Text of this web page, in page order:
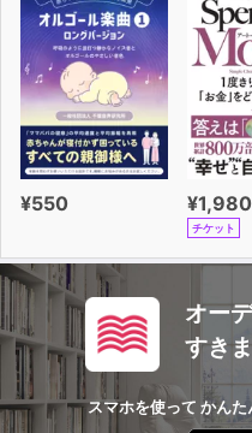
や、身体の異様な感覚、
短歌で表現されたものに
る肉声がある。自由律が
人称の発語としての短歌
このような試練を乗り越
と意欲へ向かっていく。
まな思いを抱え込むこと
つつ、焦燥し、思考し、
このままではまだ半分も
つける
数秒ごと襲う痛みにさあ
なだめられ黙りこんだ自
時計をにらみつける作者
¥550 ¥1,980
チケット
オー
すき
スマホを使って かん